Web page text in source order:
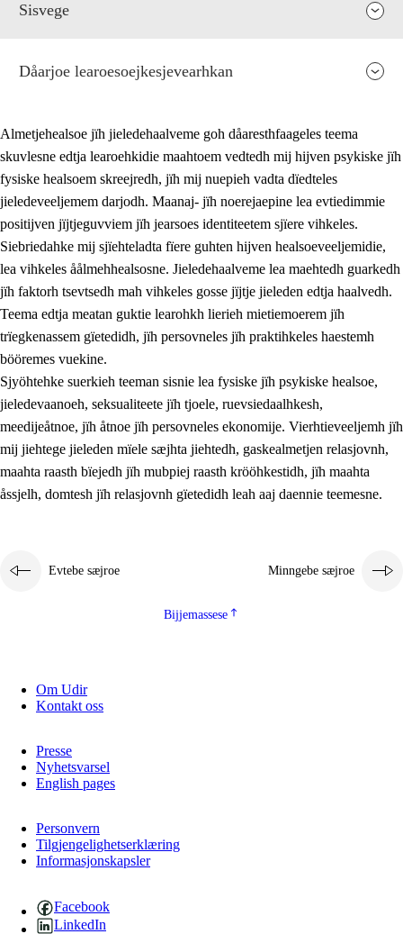
Sisvege
2. Lïeremen, evtiedimmien jïh skearkagimmien prinsihph
2.1 Sosijaale lïereme jïh evtiedimmie
2.2 Maahtoe faagine
2.3 Vihkeles tjiehpiesvoeth
2.4 Lïeredh lïeredh
Dåaresthfaageles teemah
2.5.2 Demokratije jïh meatanårrojevoete
Monnehke evtiedimmie
Dåarjoe learoesoejkesjevearhkan
Almetjehealsoe jïh jieledehaalveme goh dåaresthfaageles teema
skuvlesne edtja learoehkidie maahtoem vedtedh mij hijven psykiske jïh
fysiske healsoem skreejredh, jïh mij nuepieh vadta dïedteles
jieledeveeljemem darjodh. Maanaj- jïh noerejaepine lea evtiedimmie
positijven jïjtjeguvviem jïh jearsoes identiteetem sjïere vihkeles.
Siebriedahke mij sjïehteladta fïere guhten hijven healsoeveeljemidie,
lea vihkeles åålmehhealsosne. Jieledehaalveme lea maehtedh guarkedh
jïh faktorh tsevtsedh mah vihkeles gosse jïjtje jieleden edtja haalvedh.
Teema edtja meatan guktie learohkh lierieh mietiemoerem jïh
trïegkenassem gïetedidh, jïh persovneles jïh praktihkeles haestemh
bööremes vuekine.
Sjyöhtehke suerkieh teeman sisnie lea fysiske jïh psykiske healsoe,
jieledevaanoeh, seksualiteete jïh tjoele, ruevsiedaalhkesh,
meedijeåtnoe, jïh åtnoe jïh persovneles ekonomije. Vierhtieveeljemh jïh
mij jiehtege jieleden mïele sæjhta jiehtedh, gaskealmetjen relasjovnh,
maahta raasth bïejedh jïh mubpiej raasth krööhkestidh, jïh maahta
åssjelh, domtesh jïh relasjovnh gïetedidh leah aaj daennie teemesne.
Evtebe sæjroe Minngebe sæjroe
Bijjemassese
Om Udir
Kontakt oss
Presse
Nyhetsvarsel
English pages
Personvern
Tilgjengelighetserklæring
Informasjonskapsler
Facebook
LinkedIn